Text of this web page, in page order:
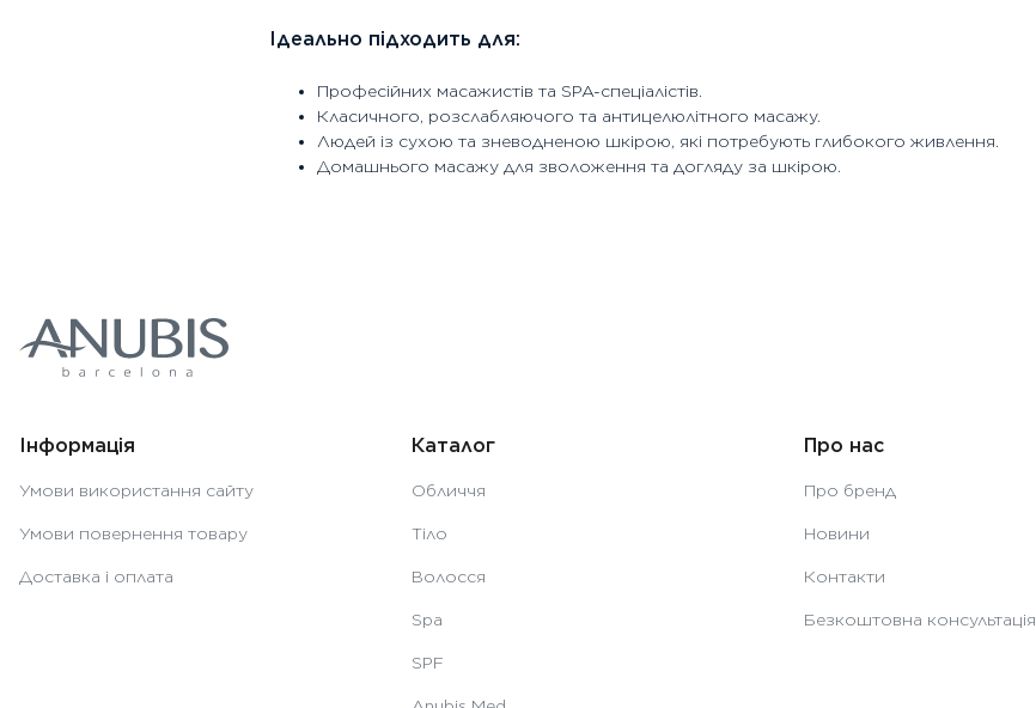
Ідеально підходить для:
Професійних масажистів та SPA-спеціалістів.
Класичного, розслабляючого та антицелюлітного масажу.
Людей із сухою та зневодненою шкірою, які потребують глибокого живлення.
Домашнього масажу для зволоження та догляду за шкірою.
Інформація
Умови використання сайту
Умови повернення товару
Доставка і оплата
Каталог
Обличчя
Тіло
Волосся
Spa
SPF
Про нас
Про бренд
Новини
Контакти
Безкоштовна консультація